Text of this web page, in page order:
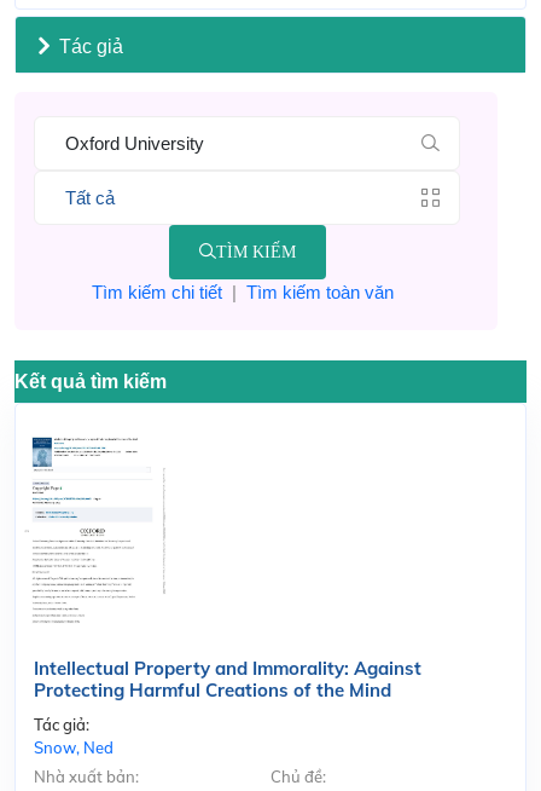
Tác giả
TÌM KIẾM
Tìm kiếm chi tiết| Tìm kiếm toàn văn
Kết quả tìm kiếm
Intellectual Property and Immorality: Against
Protecting Harmful Creations of the Mind
Tác giả:
Snow, Ned
Nhà xuất bản:
Chủ đề: